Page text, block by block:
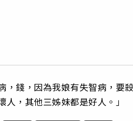
，錢，因為我娘有失智病，要
，其他三姊妹都是好人。」